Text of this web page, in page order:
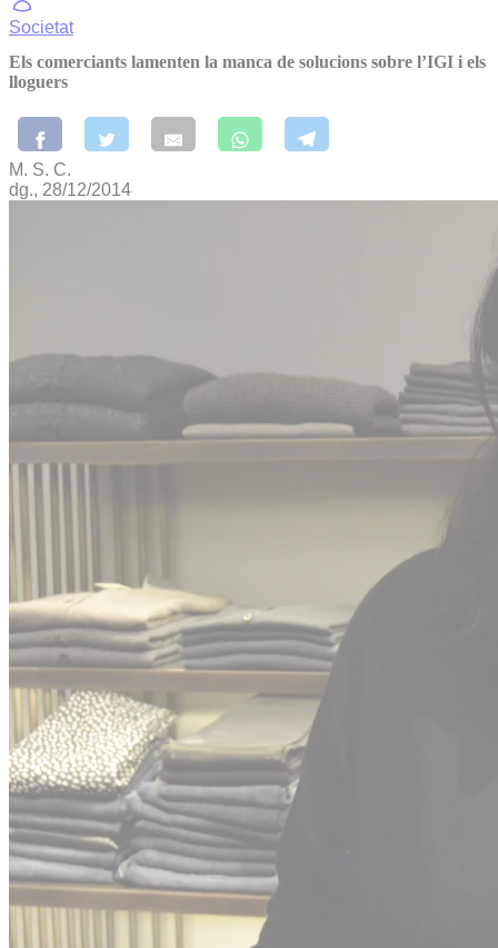
Societat
Els comerciants lamenten la manca de solucions sobre l’IGI i els
lloguers
M. S. C.
dg., 28/12/2014